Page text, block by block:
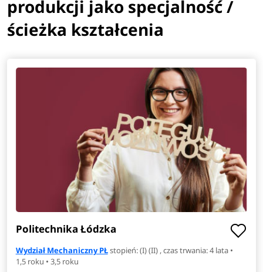
produkcji jako specjalność /
ścieżka kształcenia
Politechnika Łódzka
Wydział Mechaniczny PŁstopień: (I) (II) , czas trwania: 4 lata •
1,5 roku • 3,5 roku